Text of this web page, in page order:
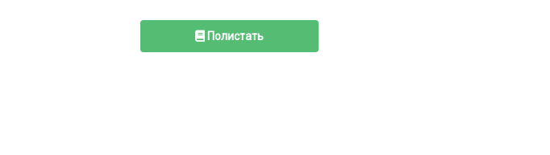
Полистать